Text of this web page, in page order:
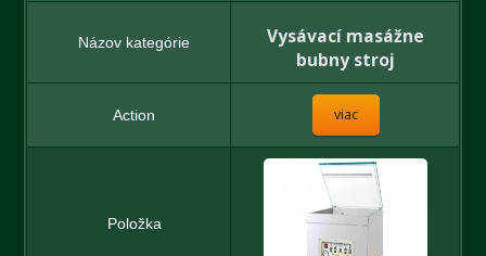
Vysávací masážne
bubny stroj
viac